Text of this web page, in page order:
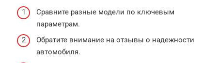
Сравните разные модели по ключевым
параметрам.
Обратите внимание на отзывы о надежности
автомобиля.